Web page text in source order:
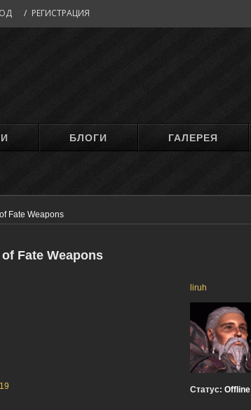
/ РЕГИСТРАЦИЯ
БЛОГИ ГАЛЕРЕЯ
Fate Weapons
Fate Weapons
liruh
Статус: Offline
19